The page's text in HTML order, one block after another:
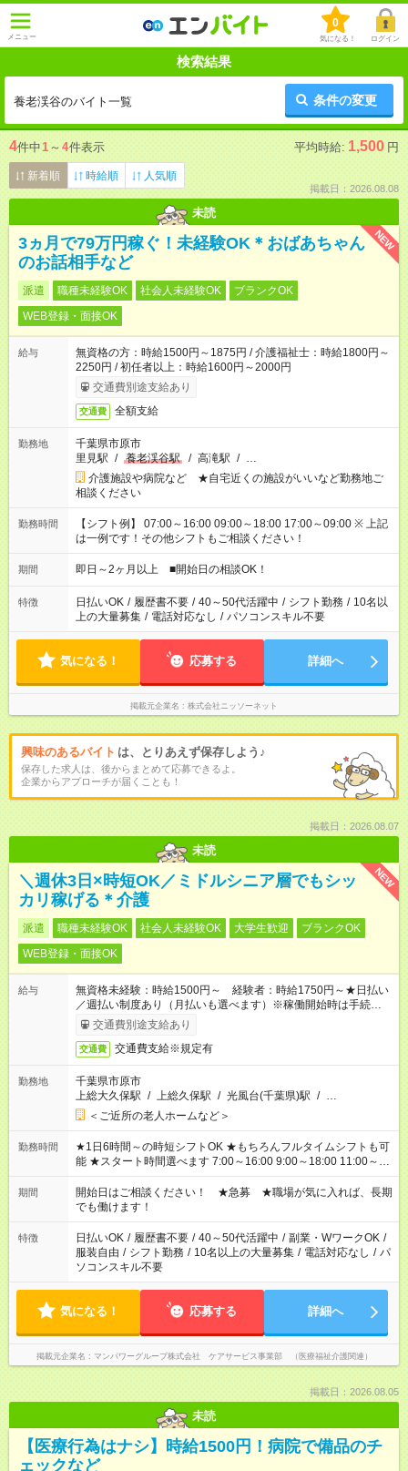
メニュー
0
気になる！ ログイン
検索結果
養老渓谷のバイト一覧 条件の変更
4件中1 ～ 4件表示 平均時給: 1,500 円
新着順 時給順 人気順
掲載日：2026.08.08
未読
NEW
3ヵ月で79万円稼ぐ！未経験OK＊おばあちゃん
のお話相手など
派遣 職種未経験OK 社会人未経験OK
ブランクOK
WEB登録・面接OK
給与
無資格の方：時給1500円～1875円 / 介護福祉士：時給1800円～
2250円 / 初任者以上：時給1600円～2000円
交通費別途支給あり
交通費 全額支給
勤務地
千葉県市原市
里見駅 / 養老渓谷駅 / 高滝駅 / …
介護施設や病院など ★自宅近くの施設がいいなど勤務地ご
相談ください
勤務時間
【シフト例】 07:00～16:00 09:00～18:00 17:00～09:00 ※ 上記
は一例です！その他シフトもご相談ください！
期間 即日～2ヶ月以上 ■開始日の相談OK！
特徴 日払いOK / 履歴書不要 / 40～50代活躍中 / シフト勤務 / 10名以
上の大量募集 / 電話対応なし / パソコンスキル不要
気になる！ 応募する 詳細へ
掲載元企業名 株式会社ニッソーネット
興味のあるバイト は、とりあえず保存しよう♪
保存した求人は、後からまとめて応募できるよ。
企業からアプローチが届くことも！
掲載日：2026.08.07
未読
NEW
＼週休3日×時短OK／ミドルシニア層でもシッ
カリ稼げる＊介護
派遣 職種未経験OK 社会人未経験OK 大学生歓迎
ブランクOK
WEB登録・面接OK
給与
無資格未経験：時給1500円～ 経験者：時給1750円～★日払い
／週払い制度あり（月払いも選べます）※稼働開始時は手続き完
了次第のお支払いとなります。
交通費別途支給あり
交通費 交通費支給※規定有
勤務地
千葉県市原市
上総大久保駅 / 上総久保駅 / 光風台(千葉県)駅 / …
＜ご近所の老人ホームなど＞
勤務時間
★1日6時間～の時短シフトOK ★もちろんフルタイムシフトも可
能 ★スタート時間選べます 7:00～16:00 9:00～18:00 11:00～
20:00 など 残業なし！ ※Wワークの場合、他のお仕事と合わせ
週40時間超の就業はご案内できません ※法令に基づき、週20時
間以上勤務は社会保険への加入対象となります ※労働者派遣法
（日雇い派遣の原則禁止）により、短時間・短期間の就業はご
案内が難しい場合があります
期間
開始日はご相談ください！ ★急募 ★職場が気に入れば、長期
でも働けます！
特徴 日払いOK / 履歴書不要 / 40～50代活躍中 / 副業・WワークOK /
服装自由 / シフト勤務 / 10名以上の大量募集 / 電話対応なし / パ
ソコンスキル不要
気になる！ 応募する 詳細へ
掲載元企業名 マンパワーグループ株式会社 ケアサービス事業部 （医療福祉介護関連）
掲載日：2026.08.05
未読
【医療行為はナシ】時給1500円！病院で備品のチ
ェックなど